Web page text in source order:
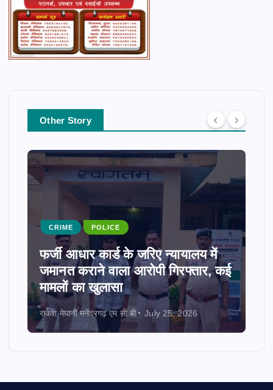
Other Story
CRIME POLICE
फर्जी आधार कार्ड के जरिए न्यायालय में
जमानत कराने वाला आरोपी गिरफ्तार, कई
मामलों का खुलासा
राकेश मेघानी मनेंद्रगढ़ एम सी बी July 25, 2026